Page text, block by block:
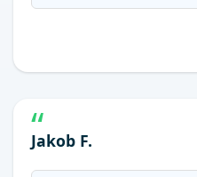
Jakob F.